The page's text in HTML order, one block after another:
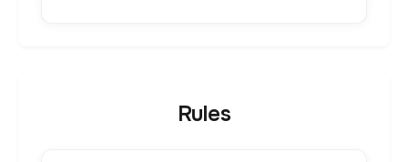
Rules